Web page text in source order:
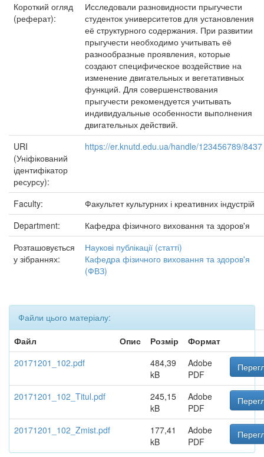
Короткий огляд
(реферат):
Исследовали разновидности прыгучести
студенток университетов для установления
её структурного содержания. При развитии
прыгучести необходимо учитывать её
разнообразные проявления, которые
создают специфическое воздействие на
изменение двигательных и вегетативных
функций. Для совершенствования
прыгучести рекомендуется учитывать
индивидуальные особенности выполнения
двигательных действий.
URI
(Уніфікований
ідентифікатор
ресурсу):
https://er.knutd.edu.ua/handle/123456789/8437
Faculty:
Факультет культурних і креативних індустрій
Department:
Кафедра фізичного виховання та здоров'я
Розташовується
у зібраннях:
Наукові публікації (статті)
Кафедра фізичного виховання та здоров'я
(ФВЗ)
Файли цього матеріалу:
Файл
Опис Розмір
Формат
20171201_102.pdf
484,39
kB
Adobe
PDF
20171201_102_Titul.pdf
245,15
kB
Adobe
PDF
20171201_102_Zmist.pdf
177,41
kB
Adobe
PDF